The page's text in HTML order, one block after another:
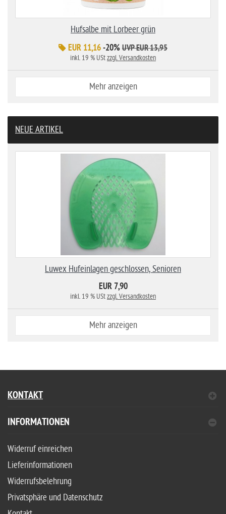
Hufsalbe mit Lorbeer grün
EUR 11,16-20% UVP EUR 13,95
inkl. 19 % UStzzgl. Versandkosten
Mehr anzeigen
NEUE ARTIKEL
Luwex Hufeinlagen geschlossen, Senioren
EUR 7,90
inkl. 19 % UStzzgl. Versandkosten
Mehr anzeigen
KONTAKT
INFORMATIONEN
Widerruf einreichen
Lieferinformationen
Widerrufsbelehrung
Privatsphäre und Datenschutz